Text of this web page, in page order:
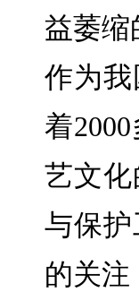
益萎缩
作为
着
艺文
与保
的关